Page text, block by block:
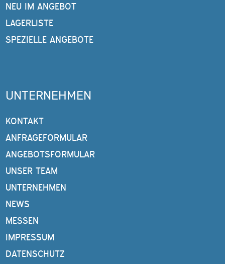
NEU IM ANGEBOT
LAGERLISTE
SPEZIELLE ANGEBOTE
UNTERNEHMEN
KONTAKT
ANFRAGEFORMULAR
ANGEBOTSFORMULAR
UNSER TEAM
UNTERNEHMEN
NEWS
MESSEN
IMPRESSUM
DATENSCHUTZ